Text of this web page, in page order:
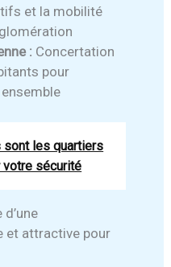
et la mobilité
: Concertation
pour
sont les quartiers
votre sécurité
et attractive pour